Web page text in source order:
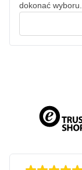
dokonać wyboru.